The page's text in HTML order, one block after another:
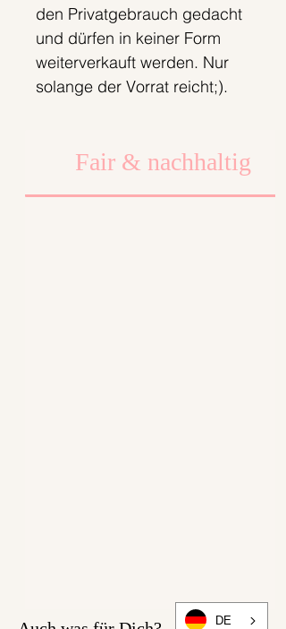
den Privatgebrauch gedacht
und dürfen in keiner Form
weiterverkauft werden. Nur
solange der Vorrat reicht;).
Fair & nachhaltig
DE